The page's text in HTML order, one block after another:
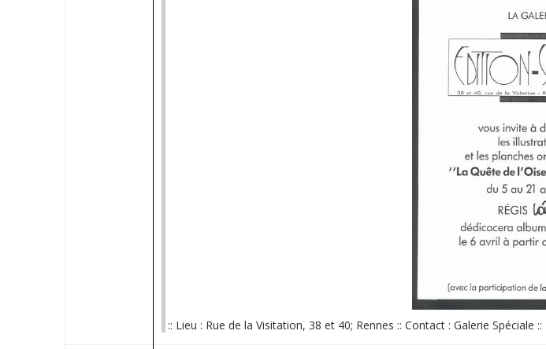
:: Lieu : Rue de la Visitation, 38 et 40; Rennes :: Contact : Galerie Spéciale ::